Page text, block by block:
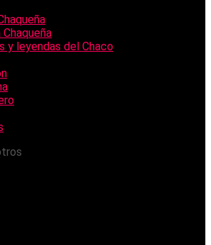
y leyendas del Chaco